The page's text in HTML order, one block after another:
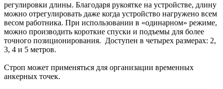
регулировки длины. Благодаря рукоятке на устройстве, длину
можно отрегулировать даже когда устройство нагружено всем
весом работника. При использовании в «одинарном» режиме,
можно производить короткие спуски и подъемы для более
точного позиционирования. Доступен в четырех размерах: 2,
3, 4 и 5 метров.
Строп может применяться для организации временных
анкерных точек.